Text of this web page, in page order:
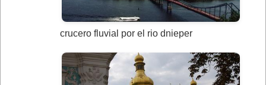
crucero fluvial por el rio dnieper